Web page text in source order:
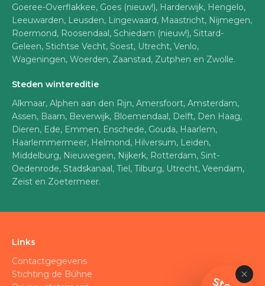
Goeree-Overflakkee, Goes (nieuw!), Harderwijk, Hengelo,
Leeuwarden, Leusden, Lingewaard, Maastricht, Nijmegen,
Roermond, Roosendaal, Schiedam (nieuw!), Sittard-
Geleen, Stichtse Vecht, Soest, Utrecht, Venlo,
Wageningen, Woerden, Zaanstad, Zutphen en Zwolle.
Steden wintereditie
Alkmaar, Alphen aan den Rijn, Amersfoort, Amsterdam,
Assen, Baarn, Beverwijk, Bloemendaal, Delft, Den Haag,
Dieren, Ede, Emmen, Enschede, Gouda, Haarlem,
Haarlemmermeer, Helmond, Hilversum, Leiden,
Middelburg, Nieuwegein, Nijkerk, Rotterdam, Sint-
Oedenrode, Stadskanaal, Tiel, Tilburg, Utrecht, Veendam,
Zeist en Zoetermeer.
Links
Contactgegevens
Stichting de Bühne